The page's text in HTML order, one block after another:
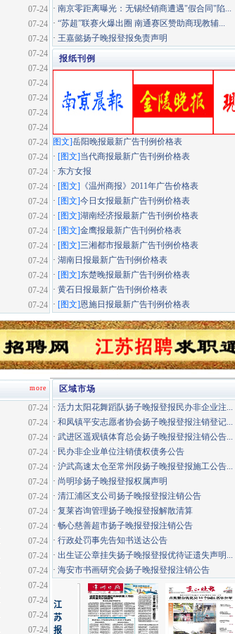
· 南京零距离曝光：无锡经销商遭遇"假合同"陷...
· “苏超”联赛火爆出圈 南通赛区赞助商现教辅...
· 王嘉懿扬子晚报登报免责声明
报纸刊例
图文]岳阳晚报最新广告刊例价格表
· [图文]当代商报最新广告刊例价格表
· 东方女报
· [图文] 《温州商报》2011年广告价格表
· [图文]今日女报最新广告刊例价格表
· [图文]湖南经济报最新广告刊例价格表
· [图文]金鹰报最新广告刊例价格表
· [图文]三湘都市报最新广告刊例价格表
· 湖南日报最新广告刊例价格表
· [图文]东楚晚报最新广告刊例价格表
· 黄石日报最新广告刊例价格表
· [图文]恩施日报最新广告刊例价格表
07-24
07-24
07-24
07-24
07-24
07-24
07-24
07-24
07-24
07-24
07-24
07-24
07-24
07-24
07-24
07-24
07-24
07-24
07-24
07-24
07-24
区域市场
· 活力太阳花舞蹈队扬子晚报登报民办非企业注...
· 和凤镇平安志愿者协会扬子晚报登报注销登记...
· 武进区遥观镇体育总会扬子晚报登报注销公告...
· 民办非企业单位注销债权债务公告
· 沪武高速太仓至常州段扬子晚报登报施工公告...
· 尚明珍扬子晚报登报权属声明
· 清江浦区支公司扬子晚报登报注销公告
· 复莱咨询管理扬子晚报登报解散清算
· 畅心慈善超市扬子晚报登报注销公告
· 行政处罚事先告知书送达公告
· 出生证公章挂失扬子晚报登报优待证遗失声明...
· 海安市书画研究会扬子晚报登报注销公告
more
07-24
07-24
07-24
07-24
07-24
07-24
07-24
07-24
07-24
07-24
07-24
07-24
07-24
07-24
07-24
07-24